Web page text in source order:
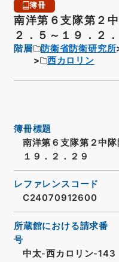
簿冊
南洋第６支隊第２
２．５～１９．２
階層 防衛省防衛研究所
西カロリン
簿冊標題
南洋第６支隊第２中
１９．２．２９
レファレンスコード
C24070912600
所蔵館における請求番
号
中太-西カロリン-143